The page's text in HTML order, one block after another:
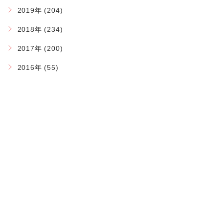
2019年 (204)
2018年 (234)
2017年 (200)
2016年 (55)